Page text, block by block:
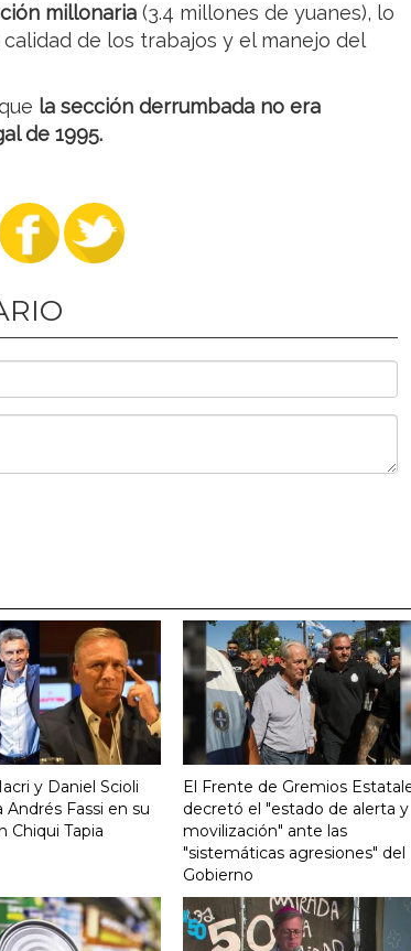
millonaria (3.4 millones de yuanes), lo
de los trabajos y el manejo del
la sección derrumbada no era
de 1995.
y Daniel Scioli
Andrés Fassi en su
Chiqui Tapia
El Frente de Gremios
decretó el "estado de alerta y
movilización" ante las
"sistemáticas agresiones" del
Gobierno